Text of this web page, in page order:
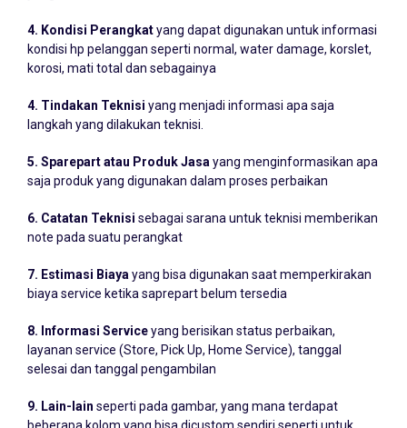
kondisi hp pelanggan seperti normal, water damage, korslet,
korosi, mati total dan sebagainya
langkah yang dilakukan teknisi.
saja produk yang digunakan dalam proses perbaikan
note pada suatu perangkat
biaya service ketika saprepart belum tersedia
layanan service (Store, Pick Up, Home Service), tanggal
selesai dan tanggal pengambilan
beberapa kolom yang bisa dicustom sendiri seperti untuk